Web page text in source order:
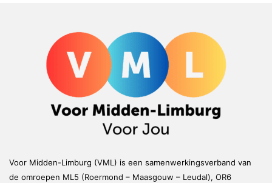
Voor Midden-Limburg (VML) is een samenwerkingsverband van
de omroepen ML5 (Roermond – Maasgouw – Leudal), OR6